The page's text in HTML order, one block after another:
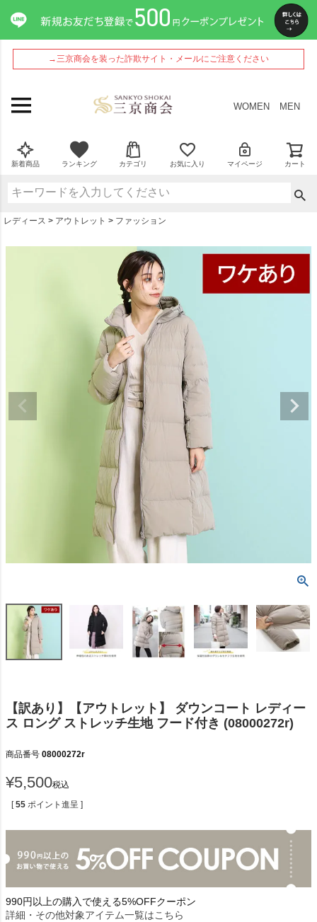
→三京商会を装った詐欺サイト・メールにご注意ください
WOMEN MEN
新着商品 ランキング カテゴリ お気に入り マイページ カート
レディース アウトレット ファッション
【訳あり】【アウトレット】 ダウンコート レディー
ス ロング ストレッチ生地 フード付き (08000272r)
商品番号 08000272r
¥5,500税込
[ 55 ポイント進呈 ]
990円以上の購入で使える5%OFFクーポン
詳細・その他対象アイテム一覧はこちら
ペー
ジト
ップ
へ